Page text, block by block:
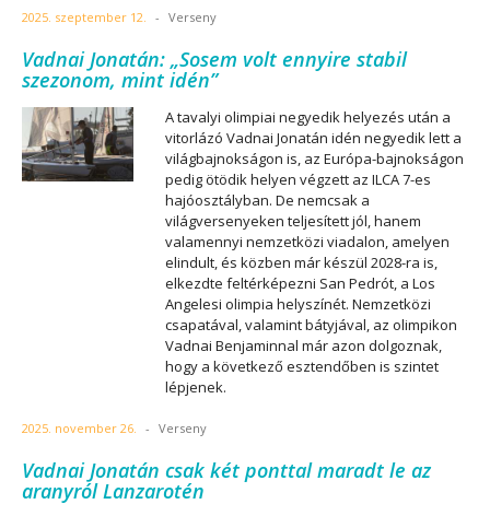
2025. szeptember 12. - Verseny
Vadnai Jonatán: „Sosem volt ennyire stabil
szezonom, mint idén”
A tavalyi olimpiai negyedik helyezés után a
vitorlázó Vadnai Jonatán idén negyedik lett a
világbajnokságon is, az Európa-bajnokságon
pedig ötödik helyen végzett az ILCA 7-es
hajóosztályban. De nemcsak a
világversenyeken teljesített jól, hanem
valamennyi nemzetközi viadalon, amelyen
elindult, és közben már készül 2028-ra is,
elkezdte feltérképezni San Pedrót, a Los
Angelesi olimpia helyszínét. Nemzetközi
csapatával, valamint bátyjával, az olimpikon
Vadnai Benjaminnal már azon dolgoznak,
hogy a következő esztendőben is szintet
lépjenek.
2025. november 26. - Verseny
Vadnai Jonatán csak két ponttal maradt le az
aranyról Lanzarotén